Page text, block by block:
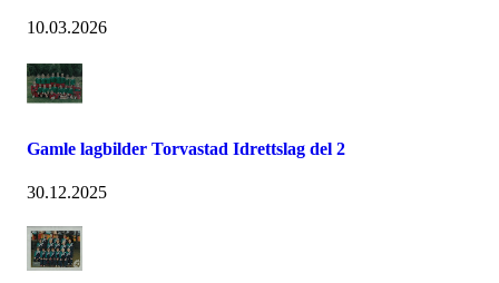
10.03.2026
Gamle lagbilder Torvastad Idrettslag del 2
30.12.2025